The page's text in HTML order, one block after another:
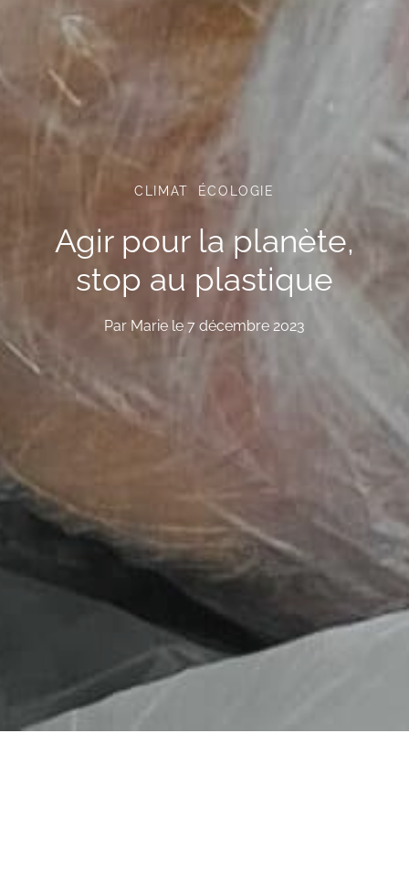
CLIMAT ÉCOLOGIE
Agir pour la planète,
stop au plastique
Par Marie le 7 décembre 2023